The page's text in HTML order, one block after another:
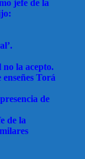
jefe de la
no la acepto.
Torá
de
de la